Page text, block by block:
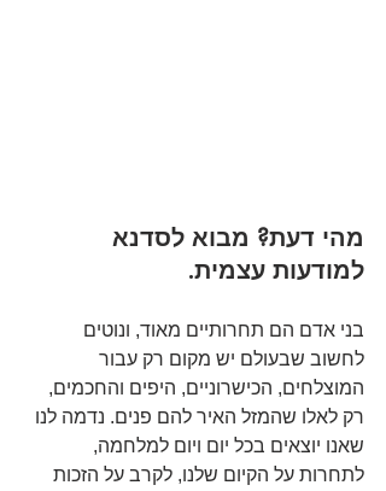
מהי דעת? מבוא לסדנא
למודעות עצמית.
בני אדם הם תחרותיים מאוד, ונוטים
לחשוב שבעולם יש מקום רק עבור
המוצלחים, הכישרוניים, היפים והחכמים,
רק לאלו שהמזל האיר להם פנים. נדמה לנו
שאנו יוצאים בכל יום ויום למלחמה,
לתחרות על הקיום שלנו, לקרב על הזכות